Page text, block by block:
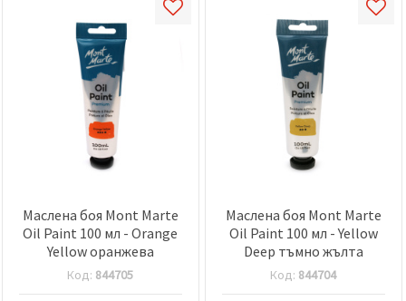
Маслена боя Mont Marte
Oil Paint 100 мл - Orange
Yellow оранжева
Код: 844705
Маслена боя Mont Marte
Oil Paint 100 мл - Yellow
Deep тъмно жълта
Код: 844704